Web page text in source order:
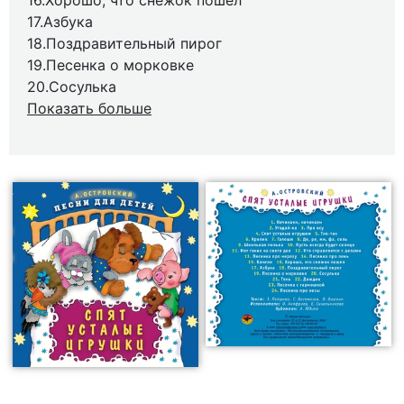
17.Азбука
18.Поздравительный пирог
19.Песенка о морковке
20.Сосулька
Показать больше